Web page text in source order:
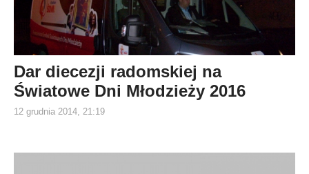
Dar diecezji radomskiej na
Światowe Dni Młodzieży 2016
12 grudnia 2014, 21:19